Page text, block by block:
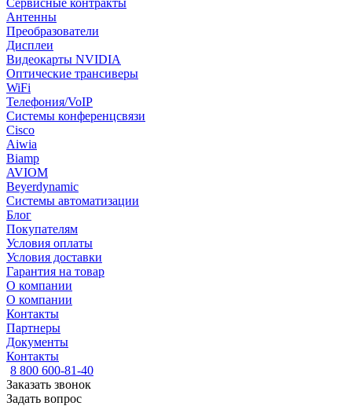
Сервисные контракты
Антенны
Преобразователи
Дисплеи
Видеокарты NVIDIA
Оптические трансиверы
WiFi
Телефония/VoIP
Системы конференцсвязи
Cisco
Aiwia
Biamp
AVIOM
Beyerdynamic
Системы автоматизации
Блог
Покупателям
Условия оплаты
Условия доставки
Гарантия на товар
О компании
О компании
Контакты
Партнеры
Документы
Контакты
8 800 600-81-40
Заказать звонок
Задать вопрос